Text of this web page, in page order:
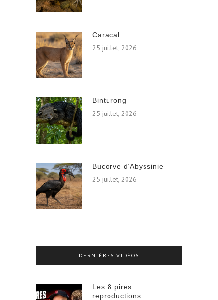
Caracal
25 juillet, 2026
Binturong
25 juillet, 2026
Bucorve d’Abyssinie
25 juillet, 2026
DERNIÈRES VIDÉOS
Les 8 pires
reproductions